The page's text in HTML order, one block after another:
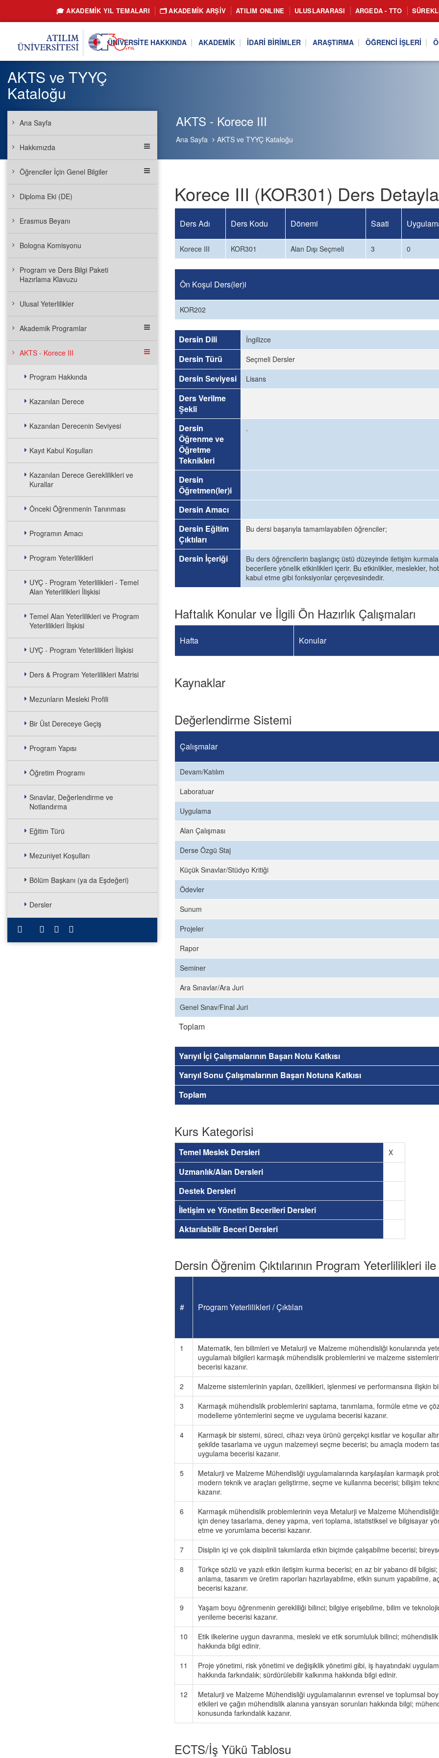
🎓 AKADEMİK YIL TEMALARI 🗂️ AKADEMIK ARŞIV ATILIM ONLINE ULUSLARARASI ARGEDA - TTO
ÜNIVERSITE HAKKINDA AKADEMIK İDARI BIRIMLER ARAŞTIRMA ÖĞRENCI İŞLERI
AKTS - Korece III
Ana Sayfa AKTS ve TYYÇ Kataloğu
AKTS ve TYYÇ
Kataloğu
Ana Sayfa
Hakkımızda
Öğrenciler İçin Genel Bilgiler
Diploma Eki (DE)
Erasmus Beyanı
Bologna Komisyonu
Program ve Ders Bilgi Paketi
Hazırlama Klavuzu
Ulusal Yeterlilikler
Akademik Programlar
AKTS - Korece III
Program Hakkında
Kazanılan Derece
Kazanılan Derecenin Seviyesi
Kayıt Kabul Koşulları
Kazanılan Derece Gereklilikleri ve
Kurallar
Önceki Öğrenmenin Tanınması
Programın Amacı
Program Yeterlilikleri
UYÇ - Program Yeterlilikleri - Temel
Alan Yeterlilikleri İlişkisi
Temel Alan Yeterlilikleri ve Program
Yeterlilikleri İlişkisi
UYÇ - Program Yeterlilikleri İlişkisi
Ders & Program Yeterlilikleri Matrisi
Mezunların Mesleki Profili
Bir Üst Dereceye Geçiş
Program Yapısı
Öğretim Programı
Sınavlar, Değerlendirme ve
Notlandırma
Eğitim Türü
Mezuniyet Koşulları
Bölüm Başkanı (ya da Eşdeğeri)
Dersler
Korece III (KOR301) Ders
Ders Adı Ders Kodu Dönemi Saati
Korece III KOR301 Alan Dışı Seçmeli 3 0
Ön Koşul Ders(ler)i
KOR202
Dersin Dili İngilizce
Dersin Türü Seçmeli Dersler
Dersin Seviyesi Lisans
Ders Verilme
Şekli
Dersin
Öğrenme ve
Öğretme
Teknikleri
.
Dersin
Öğretmen(ler)i
Dersin Amacı
Dersin Eğitim
Çıktıları
Bu dersi başarıyla tamamlayabilen öğrenciler;
Dersin İçeriği
Bu ders öğrencilerin başlangıç üstü düzeyinde iletişim
becerilere yönelik etkinlikleri içerir. Bu etkinlikler, meslekler,
kabul etme gibi fonksiyonlar çerçevesindedir.
Haftalık Konular ve İlgili Ön Hazırlık Çalışmaları
Hafta Konular
Kaynaklar
Değerlendirme Sistemi
Çalışmalar
Devam/Katılım
Laboratuar
Uygulama
Alan Çalışması
Derse Özgü Staj
Küçük Sınavlar/Stüdyo Kritiği
Ödevler
Sunum
Projeler
Rapor
Seminer
Ara Sınavlar/Ara Juri
Genel Sınav/Final Juri
Toplam
Yarıyıl İçi Çalışmalarının Başarı Notu Katkısı
Yarıyıl Sonu Çalışmalarının Başarı Notuna Katkısı
Toplam
Kurs Kategorisi
Temel Meslek Dersleri X
Uzmanlık/Alan Dersleri
Destek Dersleri
İletişim ve Yönetim Becerileri Dersleri
Aktarılabilir Beceri Dersleri
Dersin Öğrenim Çıktılarının Program Yeterlilikleri
# Program Yeterlilikleri / Çıktıları
1
Matematik, fen bilimleri ve Metalurji ve Malzeme mühendisliği konularında
uygulamalı bilgileri karmaşık mühendislik problemlerini ve malzeme
becerisi kazanır.
2
Malzeme sistemlerinin yapıları, özellikleri, işlenmesi ve performansına ilişkin
3
Karmaşık mühendislik problemlerini saptama, tanımlama, formüle etme ve
modelleme yöntemlerini seçme ve uygulama becerisi kazanır.
4
Karmaşık bir sistemi, süreci, cihazı veya ürünü gerçekçi kısıtlar ve koşullar
şekilde tasarlama ve uygun malzemeyi seçme becerisi; bu amaçla modern
uygulama becerisi kazanır.
5
Metalurji ve Malzeme Mühendisliği uygulamalarında karşılaşılan karmaşık
modern teknik ve araçları geliştirme, seçme ve kullanma becerisi; bilişim
kazanır.
6
Karmaşık mühendislik problemlerinin veya Metalurji ve Malzeme
için deney tasarlama, deney yapma, veri toplama, istatistiksel ve bilgisayar
etme ve yorumlama becerisi kazanır.
7
Disiplin içi ve çok disiplinli takımlarda etkin biçimde çalışabilme becerisi;
8
Türkçe sözlü ve yazılı etkin iletişim kurma becerisi; en az bir yabancı dil
anlama, tasarım ve üretim raporları hazırlayabilme, etkin sunum yapabilme,
becerisi kazanır.
9
Yaşam boyu öğrenmenin gerekliliği bilinci; bilgiye erişebilme, bilim ve
yenileme becerisi kazanır.
10
Etik ilkelerine uygun davranma, mesleki ve etik sorumluluk bilinci;
hakkında bilgi edinir.
11
Proje yönetimi, risk yönetimi ve değişiklik yönetimi gibi, iş hayatındaki
hakkında farkındalık; sürdürülebilir kalkınma hakkında bilgi edinir.
12
Metalurji ve Malzeme Mühendisliği uygulamalarının evrensel ve toplumsal
etkileri ve çağın mühendislik alanına yansıyan sorunları hakkında bilgi;
konusunda farkındalık kazanır.
ECTS/İş Yükü Tablosu